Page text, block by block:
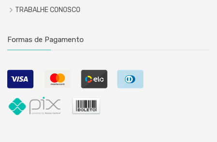
TRABALHE CONOSCO
Formas de Pagamento